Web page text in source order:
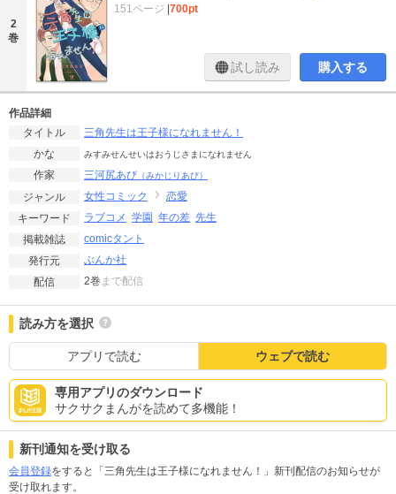
2
巻
151ページ 700pt
試し読み 購入する
作品詳細
タイトル
三角先生は王子様になれません！
かな
みすみせんせいはおうじさまになれません
作家 三河尻あび （みかじりあび）
ジャンル 女性コミック
恋愛
キーワード
ラブコメ 学園 年の差 先生
掲載雑誌
comicタント
発行元
ぶんか社
配信
2巻 まで配信
読み方を選択
アプリで読む ウェブで読む
専用アプリのダウンロード
サクサクまんがを読めて多機能！
新刊通知を受け取る
会員登録をすると「三角先生は王子様になれません！」新刊配信のお知らせが
受け取れます。